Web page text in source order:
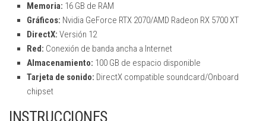
Memoria: 16 GB de RAM
Gráficos: Nvidia GeForce RTX 2070/AMD Radeon RX 5700 XT
DirectX: Versión 12
Red: Conexión de banda ancha a Internet
Almacenamiento: 100 GB de espacio disponible
Tarjeta de sonido: DirectX compatible soundcard/Onboard
chipset
INSTRUCCIONES